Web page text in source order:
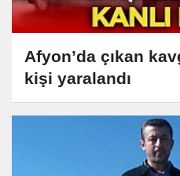
Afyon’da çıkan
kişi yaralandı